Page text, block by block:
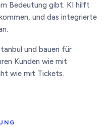
Bedeutung gibt. KI hilft
und das integrierte
und bauen für
Kunden wie mit
wie mit Tickets.